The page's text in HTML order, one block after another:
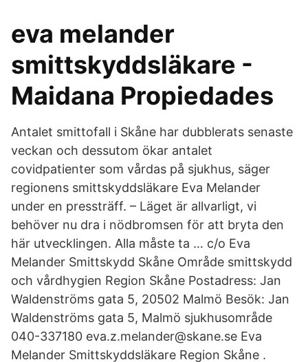
eva melander
smittskyddsläkare -
Maidana Propiedades
Antalet smittofall i Skåne har dubblerats senaste
veckan och dessutom ökar antalet
covidpatienter som vårdas på sjukhus, säger
regionens smittskyddsläkare Eva Melander
under en pressträff. – Läget är allvarligt, vi
behöver nu dra i nödbromsen för att bryta den
här utvecklingen. Alla måste ta … c/o Eva
Melander Smittskydd Skåne Område smittskydd
och vårdhygien Region Skåne Postadress: Jan
Waldenströms gata 5, 20502 Malmö Besök: Jan
Waldenströms gata 5, Malmö sjukhusområde
040-337180 eva.z.melander@skane.se Eva
Melander Smittskyddsläkare Region Skåne .